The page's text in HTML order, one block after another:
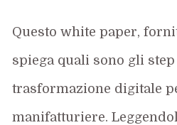
Questo white paper,
spiega quali sono gli
trasformazione digitale
manifatturiere.